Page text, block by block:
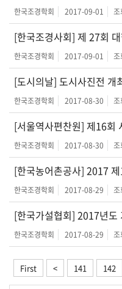
한국조경학회 2017-09-01 조
[한국조경사회] 제 27회
한국조경학회 2017-09-01 조
[도시의날] 도시사진전 개
한국조경학회 2017-08-30 조
[서울역사편찬원] 제16회
한국조경학회 2017-08-30 조
[한국농어촌공사] 2017
한국조경학회 2017-08-29 조
[한국가설협회] 2017년도
한국조경학회 2017-08-29 조
First < 141 142